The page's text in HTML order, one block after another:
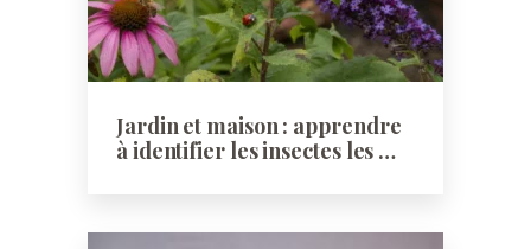
Jardin et maison : apprendre
à identifier les insectes les …